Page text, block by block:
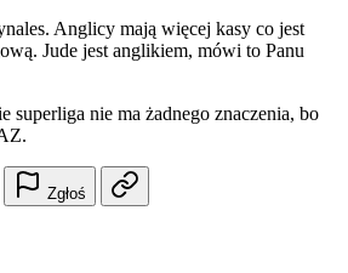
Anglicy mają więcej kasy co jest
Jude jest anglikiem, mówi to Panu
superliga nie ma żadnego znaczenia, bo
Zgłoś